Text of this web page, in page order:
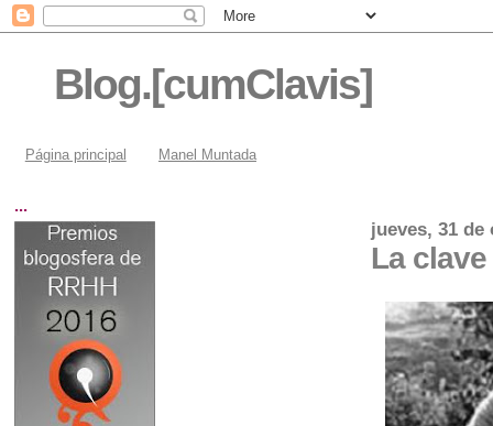
Blog.[cumClavis]
Página principal Manel Muntada
jueves, 31 de
La
...